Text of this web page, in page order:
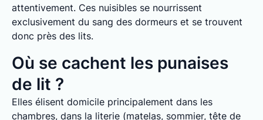
attentivement. Ces nuisibles se nourrissent
exclusivement du sang des dormeurs et se trouvent
donc près des lits.
Où se cachent les punaises
de lit ?
Elles élisent domicile principalement dans les
chambres, dans la literie (matelas, sommier, tête de